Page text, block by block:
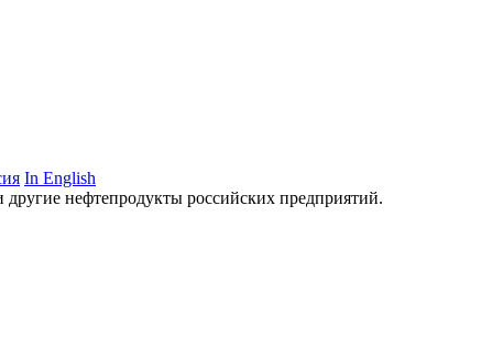
In English
нефтепродукты российских предприятий.